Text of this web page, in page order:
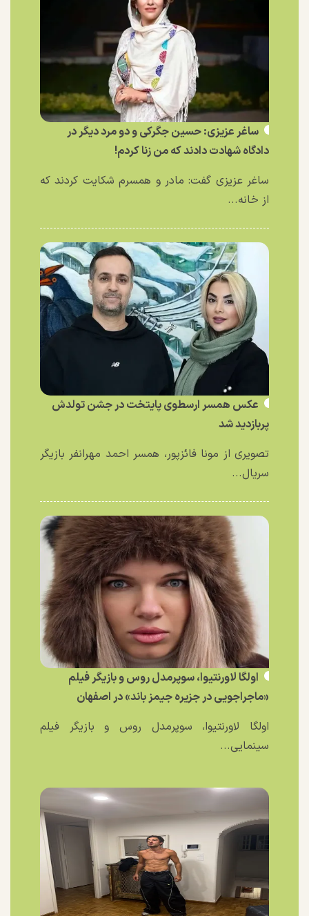
ساغر عزیزی: حسین جگرکی و دو مرد دیگر در
دادگاه شهادت دادند که من زنا کردم!
ساغر عزیزی گفت: مادر و همسرم شکایت کردند که
از خانه...
عکس همسر ارسطوی پایتخت در جشن تولدش
پربازدید شد
تصویری از مونا فائزپور، همسر احمد مهرانفر بازیگر
سریال...
اولگا لاورنتیوا، سوپرمدل روس و بازیگر فیلم
«ماجراجویی در جزیره جیمز باند» در اصفهان
اولگا لاورنتیوا، سوپرمدل روس و بازیگر فیلم
سینمایی...